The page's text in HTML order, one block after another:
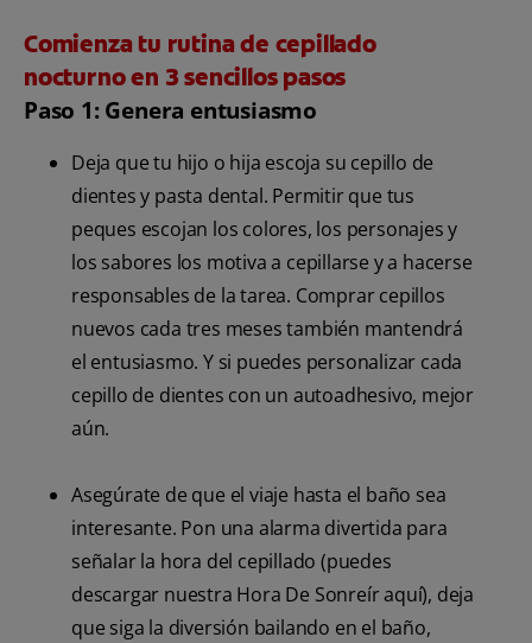
Comienza tu rutina de cepillado
nocturno en 3 sencillos pasos
Paso 1: Genera entusiasmo
Deja que tu hijo o hija escoja su cepillo de
dientes y pasta dental. Permitir que tus
peques escojan los colores, los personajes y
los sabores los motiva a cepillarse y a hacerse
responsables de la tarea. Comprar cepillos
nuevos cada tres meses también mantendrá
el entusiasmo. Y si puedes personalizar cada
cepillo de dientes con un autoadhesivo, mejor
aún.
Asegúrate de que el viaje hasta el baño sea
interesante. Pon una alarma divertida para
señalar la hora del cepillado (puedes
descargar nuestra Hora De Sonreír aquí), deja
que siga la diversión bailando en el baño,